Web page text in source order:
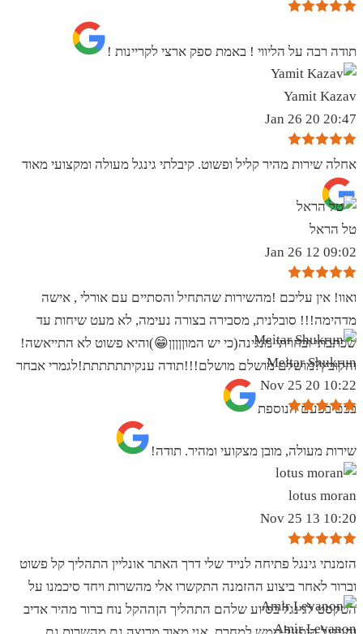
תודה רבה על הליווי ! באמת ספק ארצי לקריינות !
Yamit Kazav
20:47 20 Jan 26
אחלה שירות מהיר קליל ופשוט. קיבלתי גינגל מעולה ומקצועי מאוד
טל הראל
09:02 12 Jan 26
ואוו! אין עליכם !מהשירות שהתחיל והסתיים עם אורלי , אישה
מדהימה!!! סובלנית, מסבירה בצורה נעימה, לא מעט שיחות עד
שכתבתי ובחרתי מנגינה(כי יש המוןןןןן😁)והיא פשוט לא התייאשה!
והקובץ?מושלם מושלם מושלם!!!תודה ענקיתתתתתת!לגמרי אבחר
בכם בפעם הנוספת
Meitar Shukrun
10:22 20 Nov 25
שירות מעולה, מובן מצקועי ומהיר. תודה!
lotus moran
10:20 13 Nov 25
הזמנתי גינגל פתיחה לנייד שלי דרך האתר אונליין התהליך קל פשוט
וברור לאחר ביצוע ההזמנה התקשרו אלי מהשרות ויחד סיכמנו על
הטקסט לגינגל בסיוע שלהם התהליך הןההקל נוח ברור מהיר אדיב
Amir Levanon